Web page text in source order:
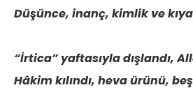
Düşünce, inanç, kimlik ve
“İrtica” yaftasıyla dışlandı,
Hâkim kılındı, heva ürünü,